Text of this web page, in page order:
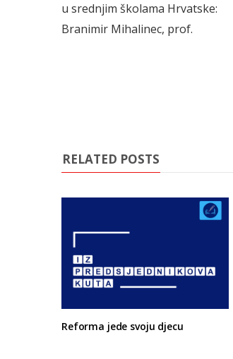
u srednjim školama Hrvatske:
Branimir Mihalinec, prof.
RELATED POSTS
Reforma jede svoju djecu